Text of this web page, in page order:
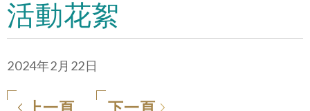
活動花絮
2024年2月22日
上一頁 下一頁